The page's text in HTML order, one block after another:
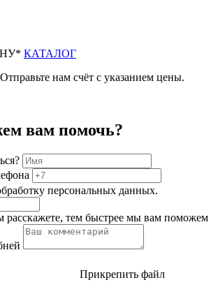
КАТАЛОГ
нам счёт с указанием цены.
вам помочь?
персональных данных.
тем быстрее мы вам поможем
Прикрепить файл